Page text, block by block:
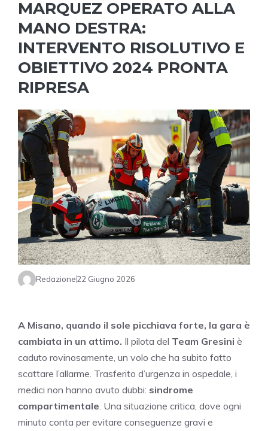
MARQUEZ OPERATO ALLA
MANO DESTRA:
INTERVENTO RISOLUTIVO E
OBIETTIVO 2024 PRONTA
RIPRESA
Redazione22 Giugno 2026
A Misano, quando il sole picchiava forte, la gara è
cambiata in un attimo. Il pilota del Team Gresini è
caduto rovinosamente, un volo che ha subito fatto
scattare l’allarme. Trasferito d’urgenza in ospedale, i
medici non hanno avuto dubbi: sindrome
compartimentale . Una situazione critica, dove ogni
minuto conta per evitare conseguenze gravi e